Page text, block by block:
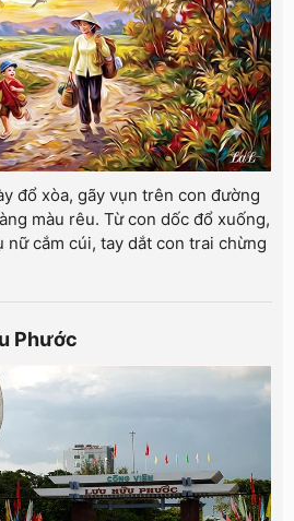
đổ xòa, gãy vụn trên con đường
màu rêu. Từ con dốc đổ xuống,
cắm cúi, tay dắt con trai chừng
Phước